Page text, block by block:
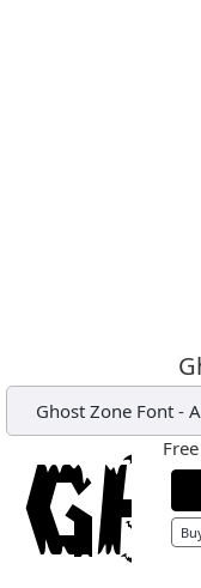
Ghost Zone Font-